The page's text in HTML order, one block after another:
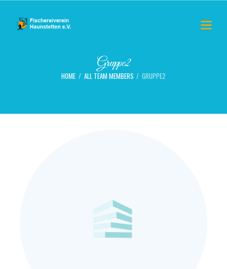
Gruppe2
HOME ALL TEAM MEMBERS GRUPPE2